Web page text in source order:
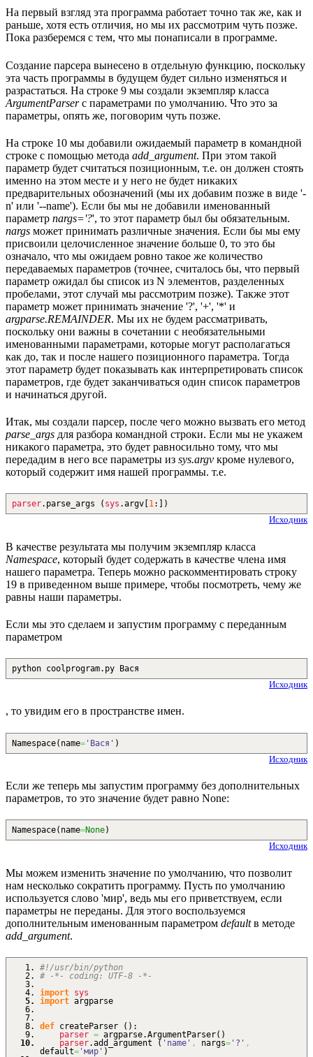
На первый взгляд эта программа работает точно так же, как и
раньше, хотя есть отличия, но мы их рассмотрим чуть позже.
Пока разберемся с тем, что мы понаписали в программе.
Создание парсера вынесено в отдельную функцию, поскольку
эта часть программы в будущем будет сильно изменяться и
разрастаться. На строке 9 мы создали экземпляр класса
ArgumentParserс параметрами по умолчанию. Что это за
параметры, опять же, поговорим чуть позже.
На строке 10 мы добавили ожидаемый параметр в командной
строке с помощью метода add_argument. При этом такой
параметр будет считаться позиционным, т.е. он должен стоять
именно на этом месте и у него не будет никаких
предварительных обозначений (мы их добавим позже в виде '-
n' или '--name'). Если бы мы не добавили именованный
параметр nargs='?', то этот параметр был бы обязательным.
nargs может принимать различные значения. Если бы мы ему
присвоили целочисленное значение больше 0, то это бы
означало, что мы ожидаем ровно такое же количество
передаваемых параметров (точнее, считалось бы, что первый
параметр ожидал бы список из N элементов, разделенных
пробелами, этот случай мы рассмотрим позже). Также этот
параметр может принимать значение '?', '+', '*' и
argparse.REMAINDER. Мы их не будем рассматривать,
поскольку они важны в сочетании с необязательными
именованными параметрами, которые могут располагаться
как до, так и после нашего позиционного параметра. Тогда
этот параметр будет показывать как интерпретировать список
параметров, где будет заканчиваться один список параметров
и начинаться другой.
Итак, мы создали парсер, после чего можно вызвать его метод
parse_args для разбора командной строки. Если мы не укажем
никакого параметра, это будет равносильно тому, что мы
передадим в него все параметры из sys.argv кроме нулевого,
который содержит имя нашей программы. т.е.
parser. parse_args ( sys .argv 1: )
Исходник
В качестве результата мы получим экземпляр класса
Namespace, который будет содержать в качестве члена имя
нашего параметра. Теперь можно раскомментировать строку
19 в приведенном выше примере, чтобы посмотреть, чему же
равны наши параметры.
Если мы это сделаем и запустим программу с переданным
параметром
python coolprogram.py Вася
Исходник
, то увидим его в пространстве имен.
Namespace( name= 'Вася' )
Исходник
Если же теперь мы запустим программу без дополнительных
параметров, то это значение будет равно None:
Namespace( name=None)
Исходник
Мы можем изменить значение по умолчанию, что позволит
нам несколько сократить программу. Пусть по умолчанию
используется слово 'мир', ведь мы его приветствуем, если
параметры не переданы. Для этого воспользуемся
дополнительным именованным параметром defaultв методе
add_argument.
#!/usr/bin/python
# -*- coding: UTF-8 -*-
import sys
import argparse
def createParser ( ) :
parser = argparse.ArgumentParser( )
parser.add_argument ( 'name' , nargs= '?' ,
default= 'мир' )